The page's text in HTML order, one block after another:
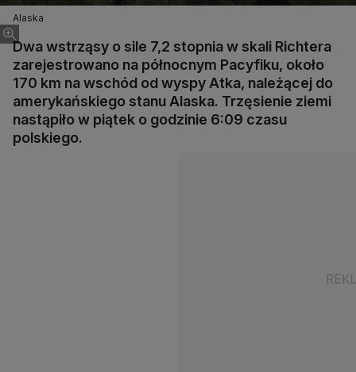
Alaska
Dwa wstrząsy o sile 7,2 stopnia w skali Richtera
zarejestrowano na północnym Pacyfiku, około
170 km na wschód od wyspy Atka, należącej do
amerykańskiego stanu Alaska. Trzęsienie ziemi
nastąpiło w piątek o godzinie 6:09 czasu
polskiego.